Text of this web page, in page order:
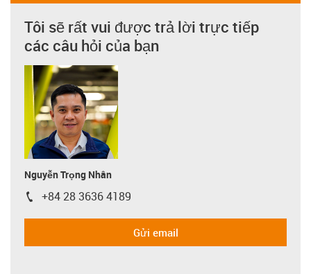
Tôi sẽ rất vui được trả lời trực tiếp
các câu hỏi của bạn
Nguyễn Trọng Nhân
igus-icon-phone
+84 28 3636 4189
Gửi email